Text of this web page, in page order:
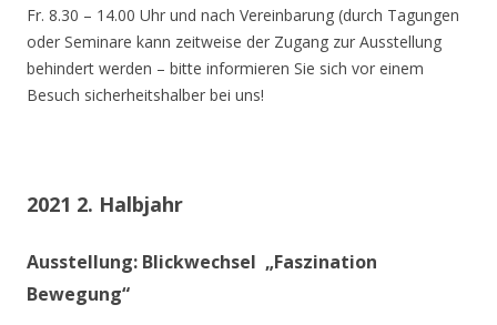
Fr. 8.30 – 14.00 Uhr und nach Vereinbarung (durch Tagungen
oder Seminare kann zeitweise der Zugang zur Ausstellung
behindert werden – bitte informieren Sie sich vor einem
Besuch sicherheitshalber bei uns!
2021 2. Halbjahr
Ausstellung: Blickwechsel „Faszination
Bewegung“